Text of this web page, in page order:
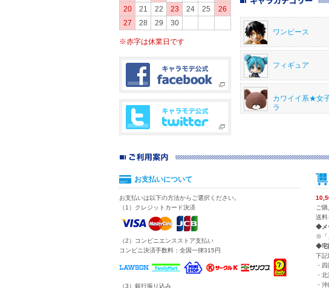
20
21 22 23 24 25
26
27
28 29 30
※赤字は休業日です
ワンピース
フィギュア
カワイイ系★女
ラ
お支払いについて
お支払いは以下の方法からご選択ください。
（1）クレジットカード決済
（2）コンビニエンスストア支払い
コンビニ決済手数料：全国一律315円
（3）銀行振り込み
ご
送料
◆メ
※「
◆宅
下
・
・
・